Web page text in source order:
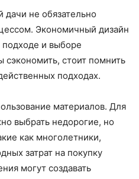
дачи не обязательно
Экономичный дизайн
и выборе
стоит помнить
подходах.
материалов. Для
выбрать недорогие, но
как многолетники,
затрат на покупку
могут создавать